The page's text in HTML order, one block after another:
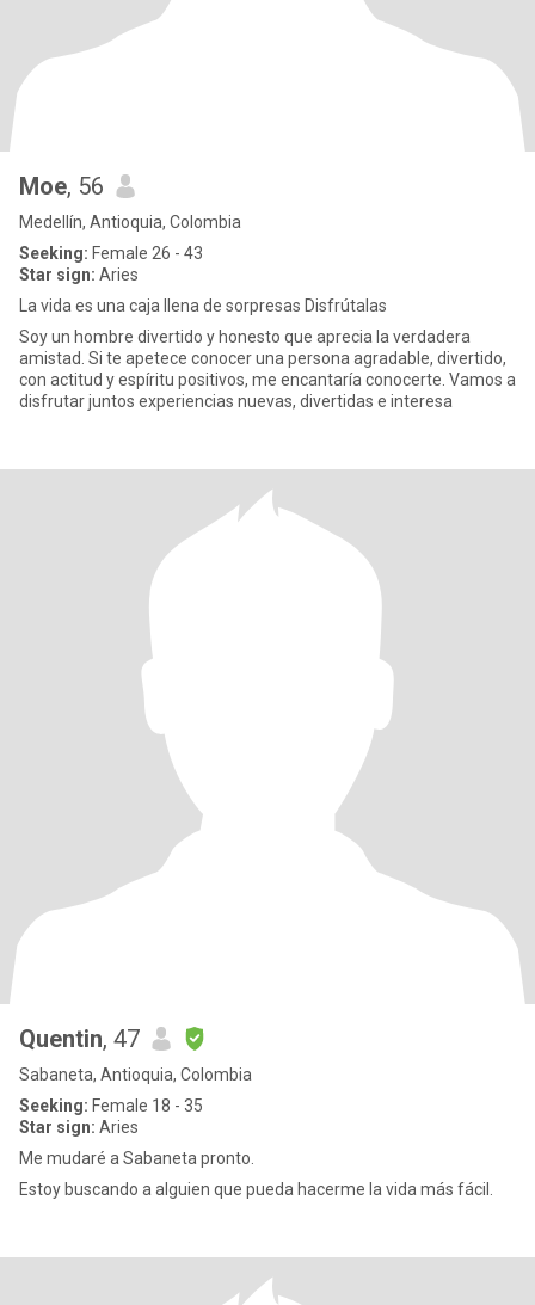
Moe, 56
Medellín, Antioquia, Colombia
Seeking: Female 26 - 43
Star sign: Aries
La vida es una caja llena de sorpresas Disfrútalas
Soy un hombre divertido y honesto que aprecia la verdadera
amistad. Si te apetece conocer una persona agradable, divertido,
con actitud y espíritu positivos, me encantaría conocerte. Vamos a
disfrutar juntos experiencias nuevas, divertidas e interesa
Quentin, 47
Sabaneta, Antioquia, Colombia
Seeking: Female 18 - 35
Star sign: Aries
Me mudaré a Sabaneta pronto.
Estoy buscando a alguien que pueda hacerme la vida más fácil.